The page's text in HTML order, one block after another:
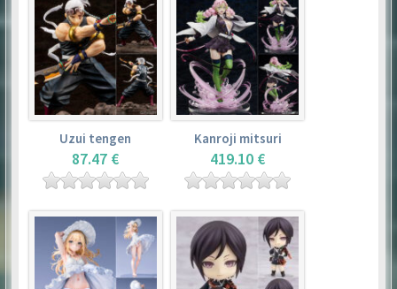
Uzui tengen
87.47 €
Kanroji mitsuri
419.10 €